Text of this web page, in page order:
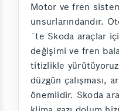
Motor ve fren
unsurlarındandır.
´te Skoda araçlar
değişimi ve fren
titizlikle
düzgün çalışması,
önemlidir. Skoda